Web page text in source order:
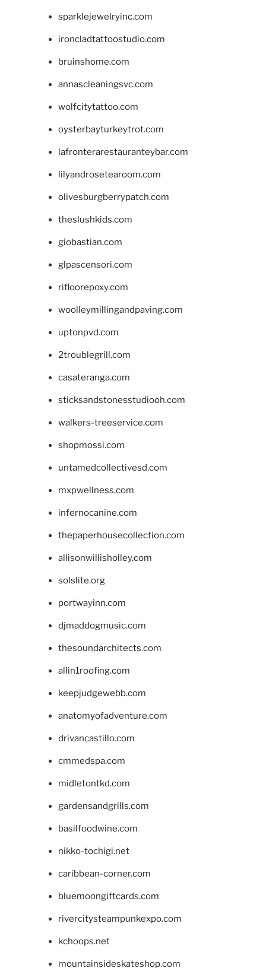
sparklejewelryinc.com
ironcladtattoostudio.com
bruinshome.com
annascleaningsvc.com
wolfcitytattoo.com
oysterbayturkeytrot.com
lafronterarestauranteybar.com
lilyandrosetearoom.com
olivesburgberrypatch.com
theslushkids.com
giobastian.com
glpascensori.com
rifloorepoxy.com
woolleymillingandpaving.com
uptonpvd.com
2troublegrill.com
casateranga.com
sticksandstonesstudiooh.com
walkers-treeservice.com
shopmossi.com
untamedcollectivesd.com
mxpwellness.com
infernocanine.com
thepaperhousecollection.com
allisonwillisholley.com
solslite.org
portwayinn.com
djmaddogmusic.com
thesoundarchitects.com
allin1roofing.com
keepjudgewebb.com
anatomyofadventure.com
drivancastillo.com
cmmedspa.com
midletontkd.com
gardensandgrills.com
basilfoodwine.com
nikko-tochigi.net
caribbean-corner.com
bluemoongiftcards.com
rivercitysteampunkexpo.com
kchoops.net
mountainsideskateshop.com